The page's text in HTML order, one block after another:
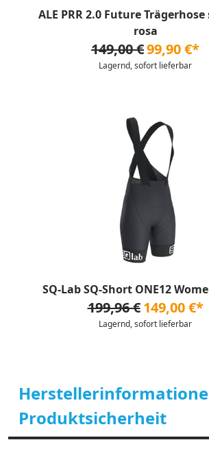
ALE PRR 2.0 Future
rosa
149,00 €99,90 €*
Lagernd, sofort lieferbar
SQ-Lab SQ-Short ONE12
199,96 € 149,00 €*
Lagernd, sofort lieferbar
Produktsicherheit